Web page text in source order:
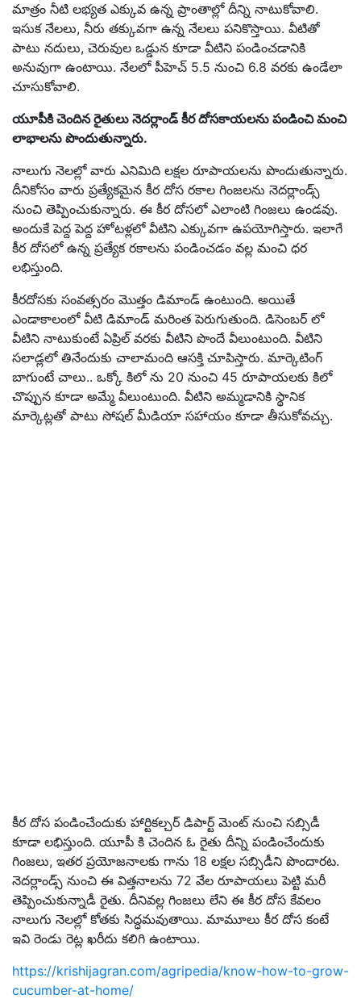
మాత్రం నీటి లభ్యత ఎక్కువ ఉన్న ప్రాంతాల్లో దీన్ని నాటుకోవాలి.
ఇసుక నేలలు, నీరు తక్కువగా ఉన్న నేలలు పనికొస్తాయి. వీటితో
పాటు నదులు, చెరువుల ఒడ్డున కూడా వీటిని పండించడానికి
అనువుగా ఉంటాయి. నేలలో పీహెచ్ 5.5 నుంచి 6.8 వరకు ఉండేలా
చూసుకోవాలి.
యూపీకి చెందిన రైతులు నెదర్లాండ్ కీర దోసకాయలను పండించి మంచి
లాభాలను పొందుతున్నారు.
నాలుగు నెలల్లో వారు ఎనిమిది లక్షల రూపాయలను పొందుతున్నారు.
దీనికోసం వారు ప్రత్యేకమైన కీర దోస రకాల గింజలను నెదర్లాండ్స్
నుంచి తెప్పించుకున్నారు. ఈ కీర దోసలో ఎలాంటి గింజలు ఉండవు.
అందుకే పెద్ద పెద్ద హోటళ్లలో వీటిని ఎక్కువగా ఉపయోగిస్తారు. ఇలాగే
కీర దోసలో ఉన్న ప్రత్యేక రకాలను పండించడం వల్ల మంచి ధర
లభిస్తుంది.
కీరదోసకు సంవత్సరం మొత్తం డిమాండ్ ఉంటుంది. అయితే
ఎండాకాలంలో వీటి డిమాండ్ మరింత పెరుగుతుంది. డిసెంబర్ లో
వీటిని నాటుకుంటే ఏప్రిల్ వరకు వీటిని పొందే వీలుంటుంది. వీటిని
సలాడ్లలో తినేందుకు చాలామంది ఆసక్తి చూపిస్తారు. మార్కెటింగ్
బాగుంటే చాలు.. ఒక్కో కిలో ను 20 నుంచి 45 రూపాయలకు కిలో
చొప్పున కూడా అమ్మే వీలుంటుంది. వీటిని అమ్మడానికి స్థానిక
మార్కెట్లతో పాటు సోషల్ మీడియా సహాయం కూడా తీసుకోవచ్చు.
కీర దోస పండించేందుకు హార్టికల్చర్ డిపార్ట్ మెంట్ నుంచి సబ్సిడీ
కూడా లభిస్తుంది. యూపీ కి చెందిన ఓ రైతు దీన్ని పండించేందుకు
గింజలు, ఇతర ప్రయోజనాలకు గాను 18 లక్షల సబ్సిడీని పొందారట.
నెదర్లాండ్స్ నుంచి ఈ విత్తనాలను 72 వేల రూపాయలు పెట్టి మరీ
తెప్పించుకున్నాడీ రైతు. దీనివల్ల గింజలు లేని ఈ కీర దోస కేవలం
నాలుగు నెలల్లో కోతకు సిద్ధమవుతాయి. మామూలు కీర దోస కంటే
ఇవి రెండు రెట్ల ఖరీదు కలిగి ఉంటాయి.
https://krishijagran.com/agripedia/know-how-to-grow-
cucumber-at-home/